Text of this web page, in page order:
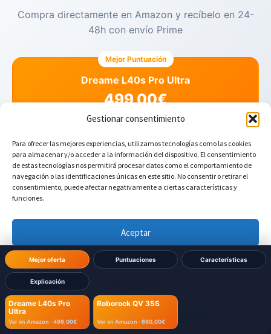
Gestionar consentimiento
Para ofrecer las mejores experiencias, utilizamos tecnologías como las cookies
para almacenar y/o acceder a la información del dispositivo. El consentimiento
de estas tecnologías nos permitirá procesar datos como el comportamiento de
navegación o las identificaciones únicas en este sitio. No consentir o retirar el
consentimiento, puede afectar negativamente a ciertas características y
funciones.
Aceptar
Denegar
Política de cookies Política de Privacidad
Mejor oferta Puntuaciones Características
Explicación
Dreame L40s Pro
Ultra
Ver en Amazon · 499,00€
Roborock QV 35S
Ver en Amazon · 690,00€
Compra directamente en Amazon y recíbelo en 24-
48h con envío Prime
Mejor Puntuación
Dreame L40s Pro Ultra
499,00€
Roborock QV 35S
690,00€
¿Tienes dudas sobre qué robot elegir?